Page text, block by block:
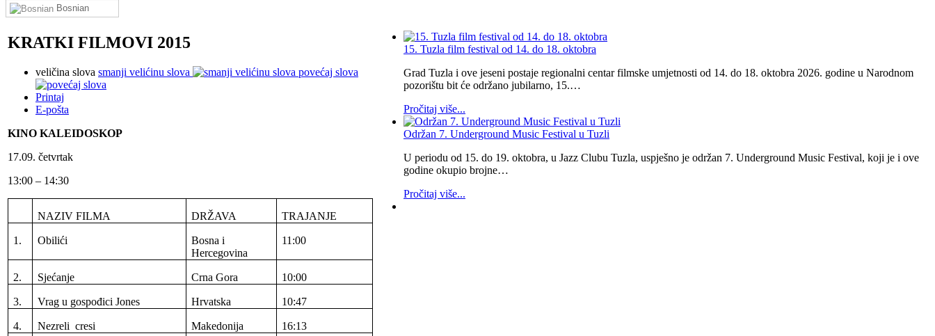
Bosnian
KRATKI FILMOVI 2015
veličina slova smanji velićinu slova povećaj slova
Printaj
E-pošta
KINO KALEIDOSKOP
17.09. četvrtak
13:00 – 14:30
NAZIV FILMA DRŽAVA TRAJANJE
1. Obilići
Bosna i
Hercegovina
11:00
2. Sjećanje Crna Gora 10:00
3. Vrag u gospođici Jones Hrvatska 10:47
4. Nezreli cresi Makedonija 16:13
15. Tuzla film festival od 14. do 18. oktobra
Grad Tuzla i ove jeseni postaje regionalni centar filmske umjetnosti od 14. do 18. oktobra 2026. godine u Narodnom
pozorištu bit će održano jubilarno, 15.…
Pročitaj više...
Održan 7. Underground Music Festival u Tuzli
U periodu od 15. do 19. oktobra, u Jazz Clubu Tuzla, uspješno je održan 7. Underground Music Festival, koji je i ove
godine okupio brojne…
Pročitaj više...